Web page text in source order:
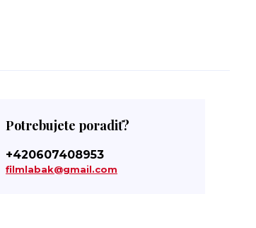
Potrebujete poradiť?
+420607408953
filmlabak@gmail.com